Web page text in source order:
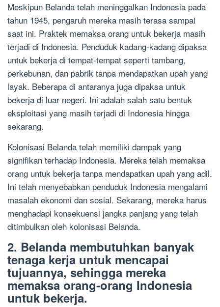
Meskipun Belanda telah meninggalkan Indonesia pada
tahun 1945, pengaruh mereka masih terasa sampai
saat ini. Praktek memaksa orang untuk bekerja masih
terjadi di Indonesia. Penduduk kadang-kadang dipaksa
untuk bekerja di tempat-tempat seperti tambang,
perkebunan, dan pabrik tanpa mendapatkan upah yang
layak. Beberapa di antaranya juga dipaksa untuk
bekerja di luar negeri. Ini adalah salah satu bentuk
eksploitasi yang masih terjadi di Indonesia hingga
sekarang.
Kolonisasi Belanda telah memiliki dampak yang
signifikan terhadap Indonesia. Mereka telah memaksa
orang untuk bekerja tanpa mendapatkan upah yang adil.
Ini telah menyebabkan penduduk Indonesia mengalami
masalah ekonomi dan sosial. Sekarang, mereka harus
menghadapi konsekuensi jangka panjang yang telah
ditimbulkan oleh kolonisasi Belanda.
2. Belanda membutuhkan banyak
tenaga kerja untuk mencapai
tujuannya, sehingga mereka
memaksa orang-orang Indonesia
untuk bekerja.